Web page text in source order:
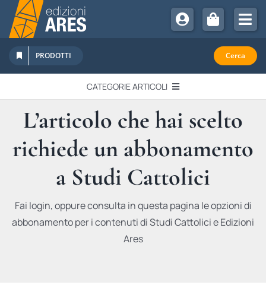
Salta
contenuto
Chi Siamo
Sostienici
Abbonamenti
Promozioni
Newsletter
PRODOTTI Cerca
CATEGORIE ARTICOLI
EDITORIALI
IN QUESTO NUMERO
RECENSIONI
L’articolo che hai scelto
richiede un abbonamento
a Studi Cattolici
Fai login, oppure consulta in questa pagina le opzioni di
abbonamento per i contenuti di Studi Cattolici e Edizioni
Ares